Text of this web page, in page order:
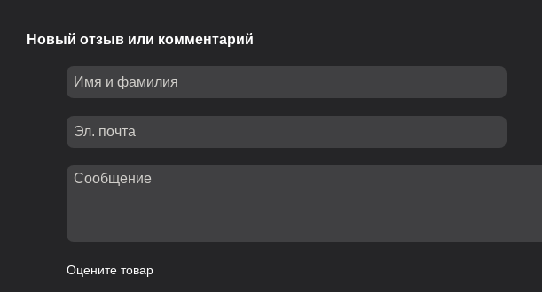
Новый отзыв или комментарий
Оцените товар